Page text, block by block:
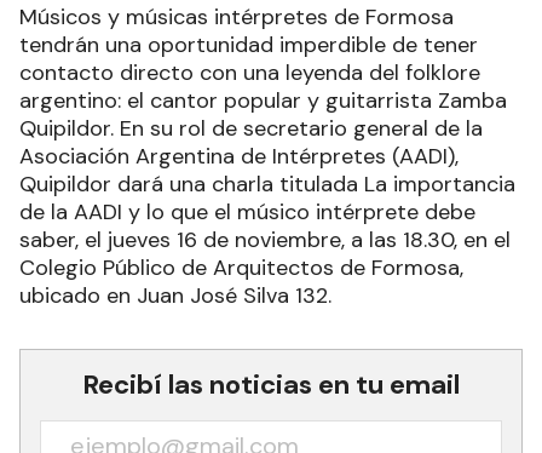
Músicos y músicas intérpretes de Formosa
tendrán una oportunidad imperdible de tener
contacto directo con una leyenda del folklore
argentino: el cantor popular y guitarrista Zamba
Quipildor. En su rol de secretario general de la
Asociación Argentina de Intérpretes (AADI),
Quipildor dará una charla titulada La importancia
de la AADI y lo que el músico intérprete debe
saber, el jueves 16 de noviembre, a las 18.30, en el
Colegio Público de Arquitectos de Formosa,
ubicado en Juan José Silva 132.
Recibí las noticias en tu email